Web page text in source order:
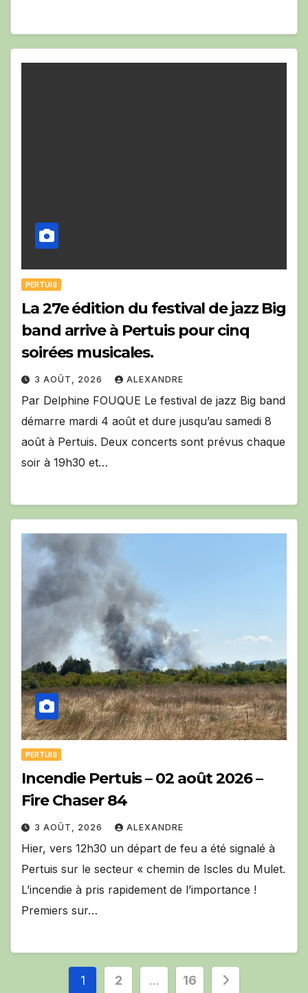
PERTUIS
La 27e édition du festival de jazz Big
band arrive à Pertuis pour cinq
soirées musicales.
3 AOÛT, 2026 ALEXANDRE
Par Delphine FOUQUE Le festival de jazz Big band
démarre mardi 4 août et dure jusqu’au samedi 8
août à Pertuis. Deux concerts sont prévus chaque
soir à 19h30 et…
PERTUIS
Incendie Pertuis – 02 août 2026 –
Fire Chaser 84
3 AOÛT, 2026 ALEXANDRE
Hier, vers 12h30 un départ de feu a été signalé à
Pertuis sur le secteur « chemin de Iscles du Mulet.
L’incendie à pris rapidement de l’importance !
Premiers sur…
Pagination
1 2 … 16